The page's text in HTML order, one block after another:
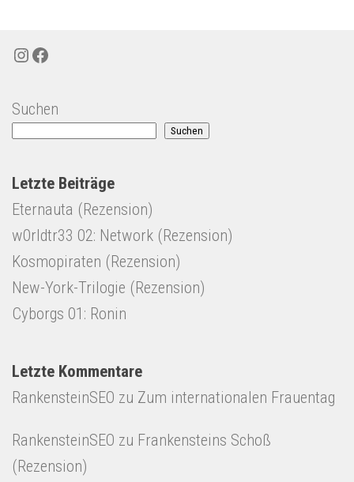
Instagram
Facebook
Suchen
Suchen
Letzte Beiträge
Eternauta (Rezension)
w0rldtr33 02: Network (Rezension)
Kosmopiraten (Rezension)
New-York-Trilogie (Rezension)
Cyborgs 01: Ronin
Letzte Kommentare
RankensteinSEO zu Zum internationalen Frauentag
RankensteinSEO zu Frankensteins Schoß
(Rezension)